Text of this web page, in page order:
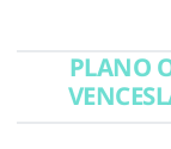
PLANO